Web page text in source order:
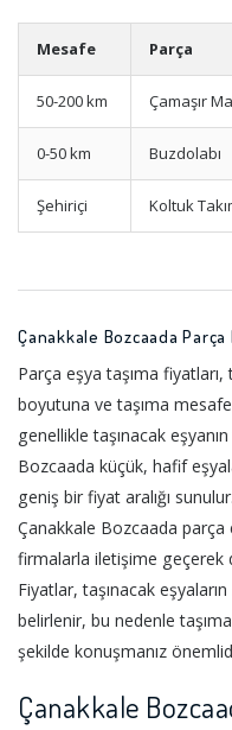
Mesafe Parça
50-200 km Çamaşır
0-50 km Buzdolabı
Şehiriçi Koltuk
Çanakkale Bozcaada Parça
Parça eşya taşıma fiyatları,
boyutuna ve taşıma
genellikle taşınacak
Bozcaada küçük, hafif
geniş bir fiyat aralığı
Çanakkale Bozcaada parça
firmalarla iletişime geçerek
Fiyatlar, taşınacak
belirlenir, bu nedenle
şekilde konuşmanız
Çanakkale